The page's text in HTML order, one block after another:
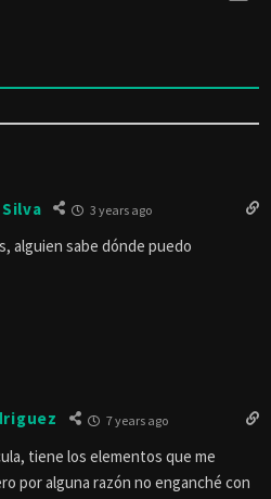
3 years ago
alguien sabe dónde puedo
7 years ago
tiene los elementos que me
por alguna razón no enganché con